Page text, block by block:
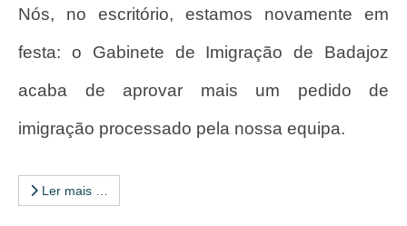
Nós, no escritório, estamos novamente em
festa: o Gabinete de Imigração de Badajoz
acaba de aprovar mais um pedido de
imigração processado pela nossa equipa.
Ler mais …